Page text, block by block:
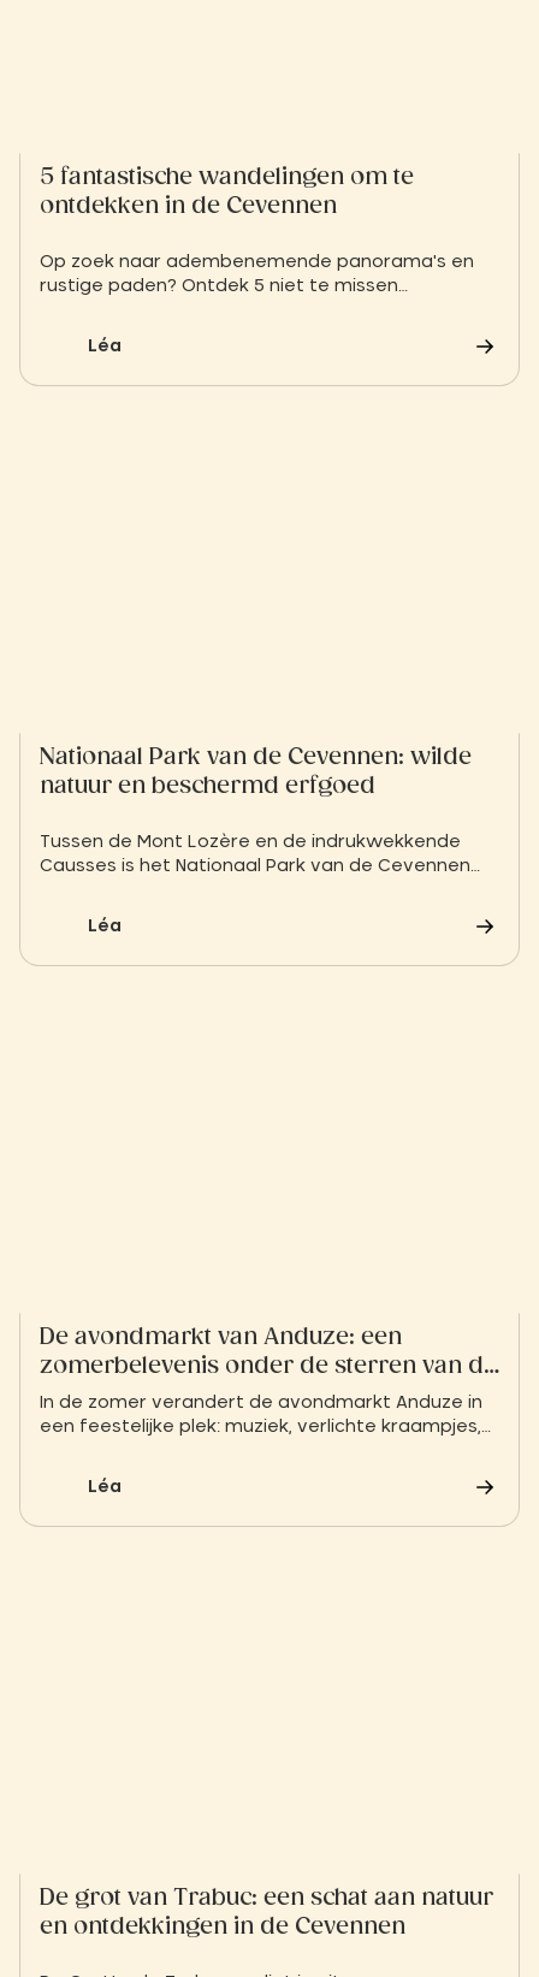
5 fantastische wandelingen om te
ontdekken in de Cevennen
Op zoek naar adembenemende panorama's en
rustige paden? Ontdek 5 niet te missen
tussen wilde natuur en geheim erfgoed.
Léa
Nationaal Park van de Cevennen: wilde
natuur en beschermd erfgoed
Tussen de Mont Lozère en de indrukwekkende
Causses is het Nationaal Park van de Cevennen
bezienswaardigheden die u niet mag missen en
dit UNESCO-werelderfgoed.
Léa
De avondmarkt van Anduze: een
zomerbelevenis onder de sterren van de
Cevennen
In de zomer verandert de avondmarkt Anduze in
een feestelijke plek: muziek, verlichte kraampjes,
hart van een levendige Provençaalse sfeer.
Léa
De grot van Trabuc: een schat aan natuur
en ontdekkingen in de Cevennen